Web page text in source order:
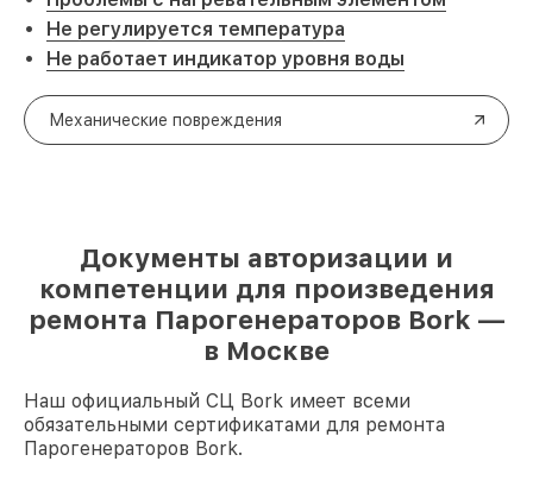
Не регулируется температура
Не работает индикатор уровня воды
Механические повреждения
Документы авторизации и
компетенции для произведения
ремонта Парогенераторов Bork —
в Москве
Наш официальный СЦ Bork имеет всеми
обязательными сертификатами для ремонта
Парогенераторов Bork.